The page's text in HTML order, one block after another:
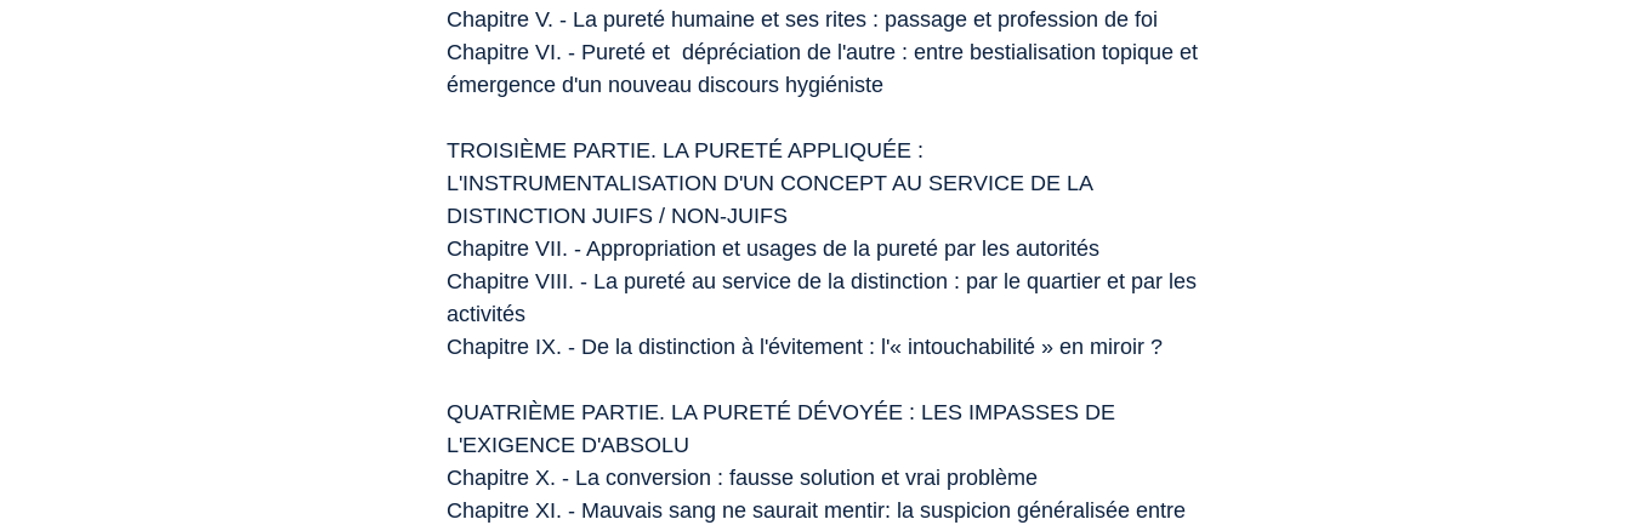
Chapitre V. - La pureté humaine et ses rites : passage et profession de foi
Chapitre VI. - Pureté et dépréciation de l'autre : entre bestialisation topique et
émergence d'un nouveau discours hygiéniste
TROISIÈME PARTIE. LA PURETÉ APPLIQUÉE :
L'INSTRUMENTALISATION D'UN CONCEPT AU SERVICE DE LA
DISTINCTION JUIFS / NON-JUIFS
Chapitre VII. - Appropriation et usages de la pureté par les autorités
Chapitre VIII. - La pureté au service de la distinction : par le quartier et par les
activités
Chapitre IX. - De la distinction à l'évitement : l'« intouchabilité » en miroir ?
QUATRIÈME PARTIE. LA PURETÉ DÉVOYÉE : LES IMPASSES DE
L'EXIGENCE D'ABSOLU
Chapitre X. - La conversion : fausse solution et vrai problème
Chapitre XI. - Mauvais sang ne saurait mentir: la suspicion généralisée entre